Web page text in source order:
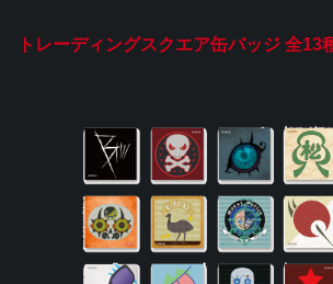
トレーディングスクエア缶バッジ 全13